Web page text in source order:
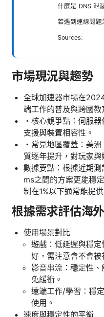
什麼是 DNS 泄
若遇到連線問題
Sources:
市場現況與趨勢
全球加速器市場在
端工作的普及與跨國教
・核心競爭點：伺服
支援與裝置相容性。
・常見地區覆蓋：美
質逐年提升，對玩家與
數據要點：根據近期
ms之間的方案更能穩
制在1%以下通常能提
根據需求評估海
使用場景對比
遊戲：低延遲與穩
好，需注意會不會被
影音串流：穩定性
免緩衝。
遠端工作/學習：穩
使用。
速度與穩定性的平衡